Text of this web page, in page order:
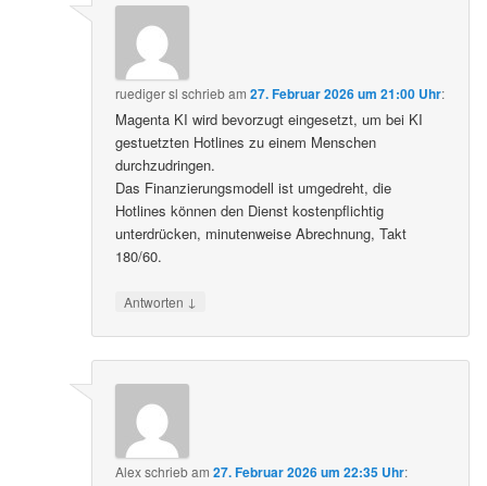
ruediger sl schriebam27. Februar 2026 um 21:00 Uhr:
Magenta KI wird bevorzugt eingesetzt, um bei KI
gestuetzten Hotlines zu einem Menschen
durchzudringen.
Das Finanzierungsmodell ist umgedreht, die
Hotlines können den Dienst kostenpflichtig
unterdrücken, minutenweise Abrechnung, Takt
180/60.
Antworten ↓
Alexschriebam27. Februar 2026 um 22:35 Uhr: